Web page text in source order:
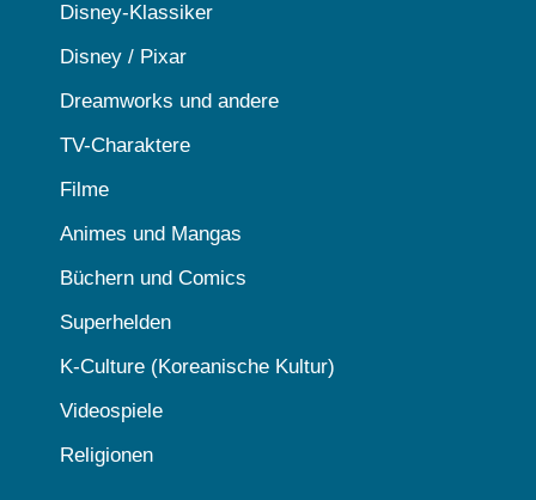
Disney-Klassiker
Disney / Pixar
Dreamworks und andere
TV-Charaktere
Filme
Animes und Mangas
Büchern und Comics
Superhelden
K-Culture (Koreanische Kultur)
Videospiele
Religionen